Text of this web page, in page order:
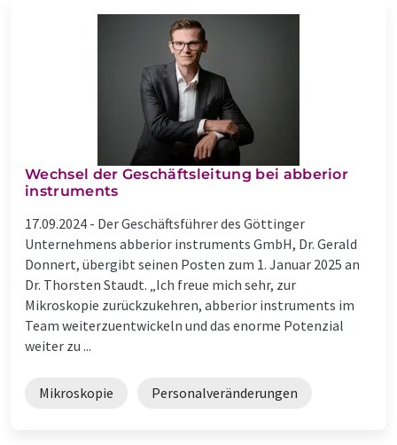
Wechsel der Geschäftsleitung bei abberior
instruments
17.09.2024 - Der Geschäftsführer des Göttinger
Unternehmens abberior instruments GmbH, Dr. Gerald
Donnert, übergibt seinen Posten zum 1. Januar 2025 an
Dr. Thorsten Staudt. „Ich freue mich sehr, zur
Mikroskopie zurückzukehren, abberior instruments im
Team weiterzuentwickeln und das enorme Potenzial
weiter zu ...
Mikroskopie Personalveränderungen